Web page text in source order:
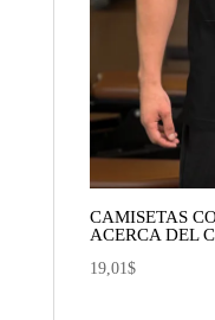
CAMISETAS
ACERCA DEL
19,01$